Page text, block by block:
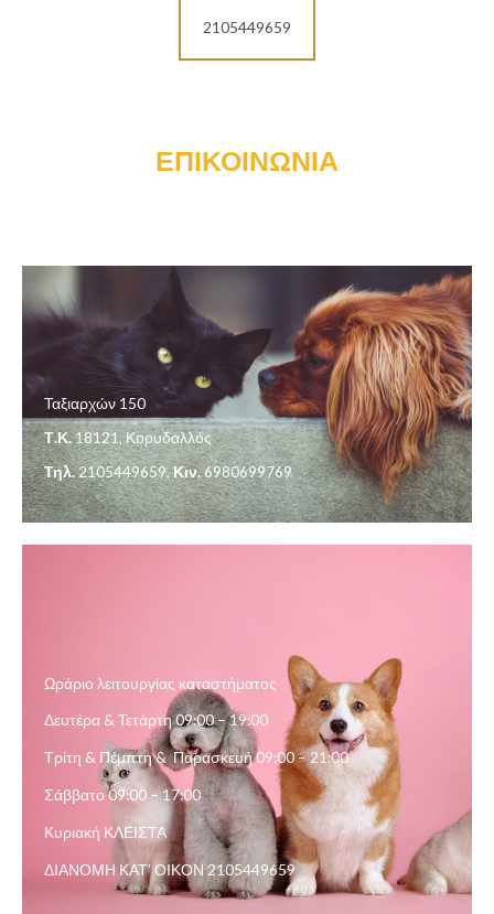
2105449659
ΕΠΙΚΟΙΝΩΝΙΑ
Ταξιαρχών 150
Τ.Κ.18121, Κορυδαλλός
Τηλ.2105449659,Κιν.6980699769
Ωράριο λειτουργίας καταστήματος
Δευτέρα & Τετάρτη 09:00 – 19:00
Τρίτη & Πέμπτη & Παρασκευή 09:00 – 21:00
Σάββατο 09:00 – 17:00
Κυριακή ΚΛΕΙΣΤΑ
ΔΙΑΝΟΜΗ ΚΑΤ’ ΟΙΚΟΝ 2105449659